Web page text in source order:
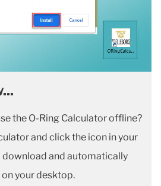
the O-Ring Calculator offline?
and click the icon in your
download and automatically
your desktop.